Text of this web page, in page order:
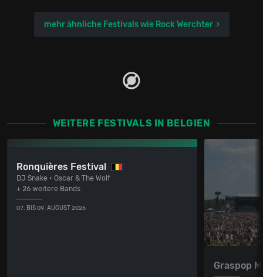
mehr ähnliche Festivals wie Rock Werchter
WEITERE FESTIVALS IN BELGIEN
Ronquières Festival
DJ Snake • Oscar & The Wolf
+ 26 weitere Bands
07. BIS 09. AUGUST 2026
Graspop